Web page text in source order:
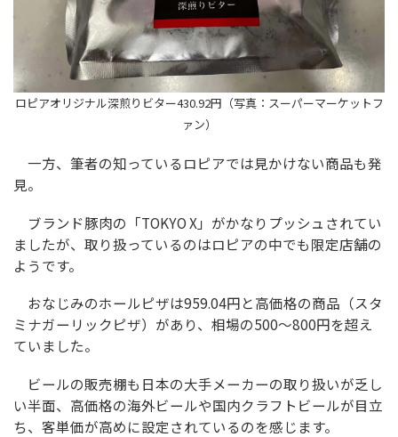
ロピアオリジナル深煎りビター430.92円（写真：スーパーマーケットフ
ァン）
一方、筆者の知っているロピアでは見かけない商品も発
見。
ブランド豚肉の「TOKYO X」がかなりプッシュされてい
ましたが、取り扱っているのはロピアの中でも限定店舗の
ようです。
おなじみのホールピザは959.04円と高価格の商品（スタ
ミナガーリックピザ）があり、相場の500〜800円を超え
ていました。
ビールの販売棚も日本の大手メーカーの取り扱いが乏し
い半面、高価格の海外ビールや国内クラフトビールが目立
ち、客単価が高めに設定されているのを感じます。